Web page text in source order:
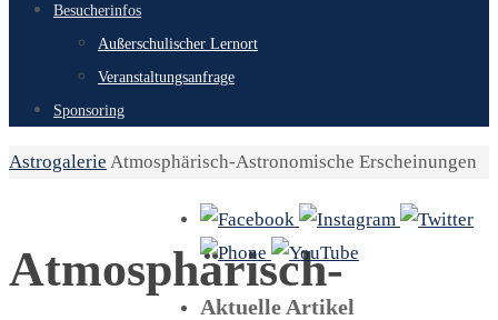
Besucherinfos
Außerschulischer Lernort
Veranstaltungsanfrage
Sponsoring
Start
Astrogalerie Atmosphärisch-Astronomische Erscheinungen
Atmosphärisch-
Aktuelle Artikel